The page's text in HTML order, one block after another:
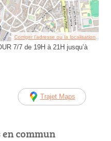
Corriger l’adresse ou la localisation
7/7 de 19H à 21H jusqu’à
Trajet Maps
commun